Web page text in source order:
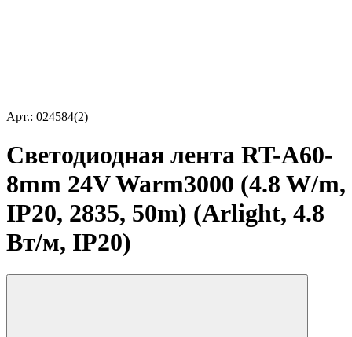
Арт.: 024584(2)
Светодиодная лента RT-A60-
8mm 24V Warm3000 (4.8 W/m,
IP20, 2835, 50m) (Arlight, 4.8
Вт/м, IP20)